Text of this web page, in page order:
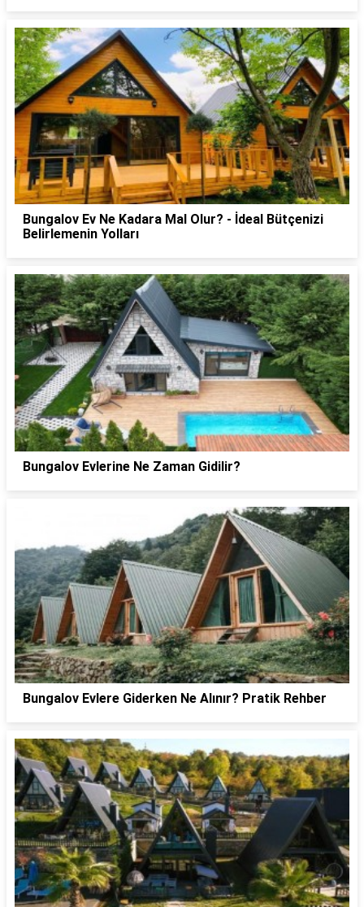
Bungalov Ev Ne Kadara Mal Olur? - İdeal Bütçenizi
Belirlemenin Yolları
Bungalov Evlerine Ne Zaman Gidilir?
Bungalov Evlere Giderken Ne Alınır? Pratik Rehber